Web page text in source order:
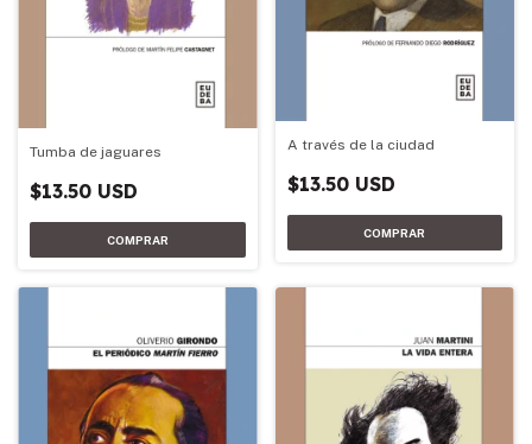
Tumba de jaguares
$13.50 USD
A través de la ciudad
$13.50 USD